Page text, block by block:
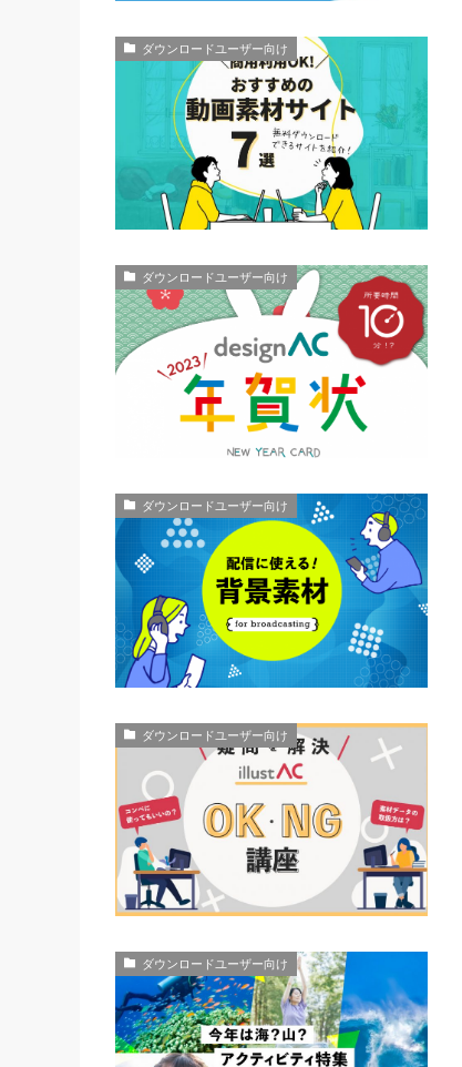
ダウンロードユーザー向け
ダウンロードユーザー向け
ダウンロードユーザー向け
ダウンロードユーザー向け
ダウンロードユーザー向け